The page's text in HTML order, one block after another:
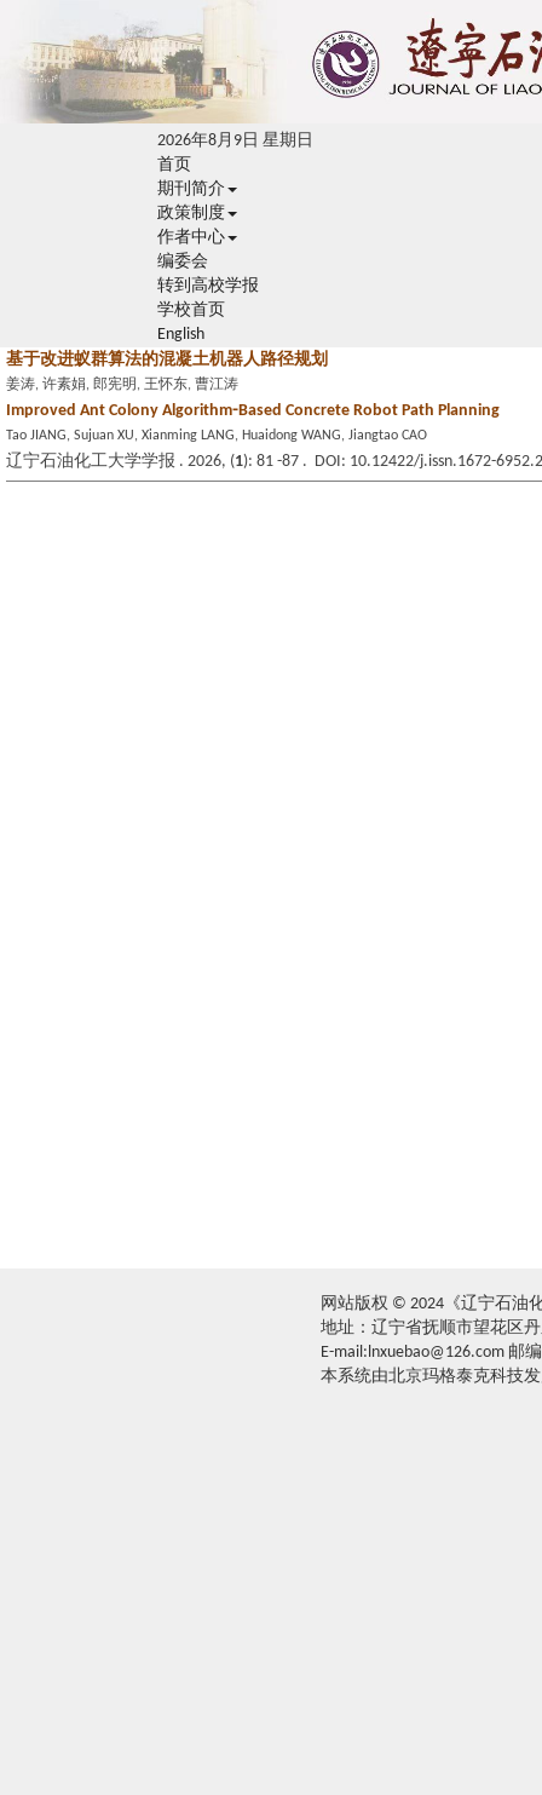
2026年8月9日 星期日
首页
期刊简介
政策制度
作者中心
编委会
转到高校学报
学校首页
English
基于改进蚁群算法的混凝土机器人路径规划
姜涛, 许素娟, 郎宪明, 王怀东, 曹江涛
Improved Ant Colony Algorithm⁃Based Concrete Robot Path Planning
Tao JIANG, Sujuan XU, Xianming LANG, Huaidong WANG, Jiangtao CAO
辽宁石油化工大学学报 . 2026, (1): 81 -87 . DOI: 10.12422/j.issn.1672-
网站版权 © 2024《辽宁石油
地址：辽宁省抚顺市望花区
E-mail:lnxuebao@126.com 邮
本系统由北京玛格泰克科技